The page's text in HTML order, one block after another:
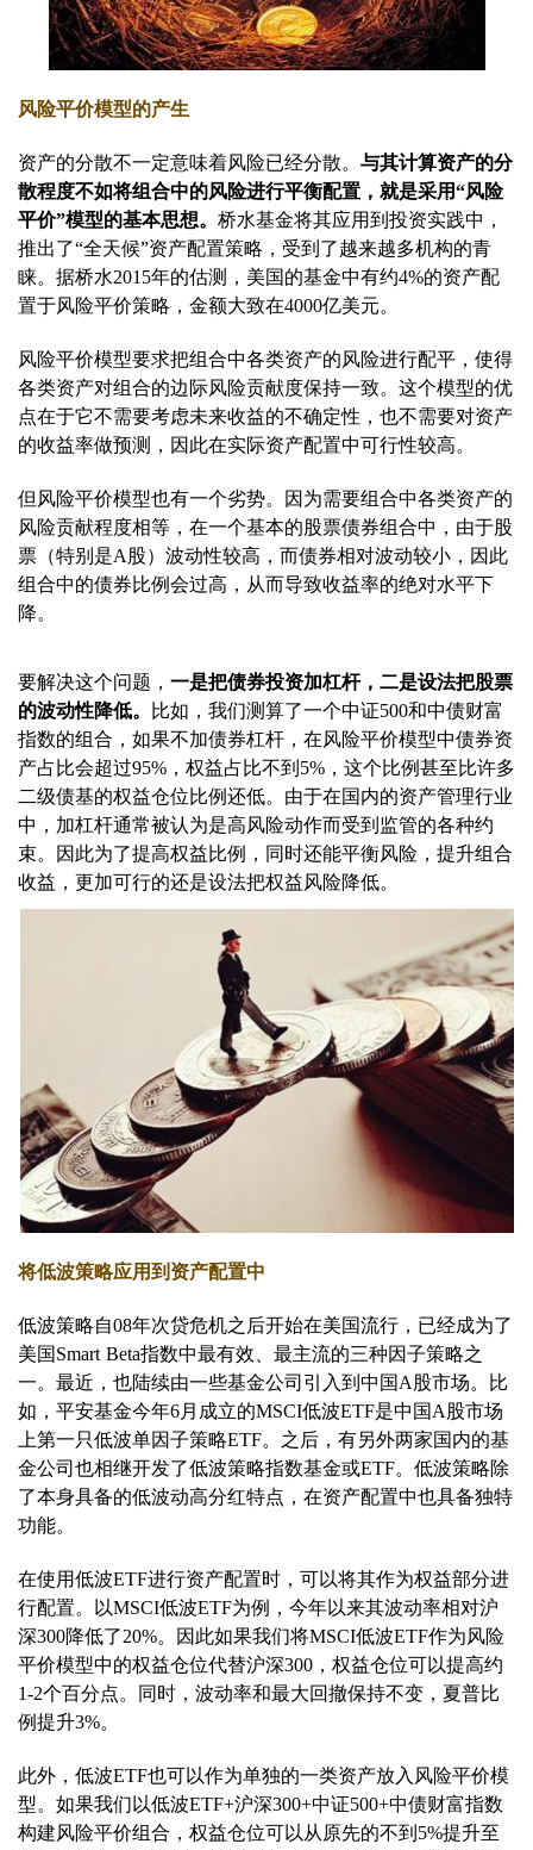
风险平价模型的产生
资产的分散不一定意味着风险已经分散。 与其计算资产的分
散程度不如将组合中的风险进行平衡配置，就是采用“风险
平价”模型的基本思想。 桥水基金将其应用到投资实践中，
推出了“全天候”资产配置策略，受到了越来越多机构的青
睐。据桥水2015年的估测，美国的基金中有约4%的资产配
置于风险平价策略，金额大致在4000亿美元。
风险平价模型要求把组合中各类资产的风险进行配平，使得
各类资产对组合的边际风险贡献度保持一致。这个模型的优
点在于它不需要考虑未来收益的不确定性，也不需要对资产
的收益率做预测，因此在实际资产配置中可行性较高。
但风险平价模型也有一个劣势。因为需要组合中各类资产的
风险贡献程度相等，在一个基本的股票债券组合中，由于股
票（特别是A股）波动性较高，而债券相对波动较小，因此
组合中的债券比例会过高，从而导致收益率的绝对水平下
降。
要解决这个问题， 一是把债券投资加杠杆，二是设法把股票
的波动性降低。
比如，我们测算了一个中证500和中债财富
指数的组合，如果不加债券杠杆，在风险平价模型中债券资
产占比会超过95%，权益占比不到5%，这个比例甚至比许多
二级债基的权益仓位比例还低。由于在国内的资产管理行业
中，加杠杆通常被认为是高风险动作而受到监管的各种约
束。因此为了提高权益比例，同时还能平衡风险，提升组合
收益，更加可行的还是设法把权益风险降低。
将低波策略应用到资产配置中
低波策略自08年次贷危机之后开始在美国流行，已经成为了
美国Smart Beta指数中最有效、最主流的三种因子策略之
一。最近，也陆续由一些基金公司引入到中国A股市场。比
如，平安基金今年6月成立的MSCI低波ETF是中国A股市场
上第一只低波单因子策略ETF。之后，有另外两家国内的基
金公司也相继开发了低波策略指数基金或ETF。低波策略除
了本身具备的低波动高分红特点，在资产配置中也具备独特
功能。
在使用低波ETF进行资产配置时，可以将其作为权益部分进
行配置。以MSCI低波ETF为例，今年以来其波动率相对沪
深300降低了20%。因此如果我们将MSCI低波ETF作为风险
平价模型中的权益仓位代替沪深300，权益仓位可以提高约
1-2个百分点。同时，波动率和最大回撤保持不变，夏普比
例提升3%。
此外，低波ETF也可以作为单独的一类资产放入风险平价模
型。如果我们以低波ETF+沪深300+中证500+中债财富指数
构建风险平价组合，权益仓位可以从原先的不到5%提升至